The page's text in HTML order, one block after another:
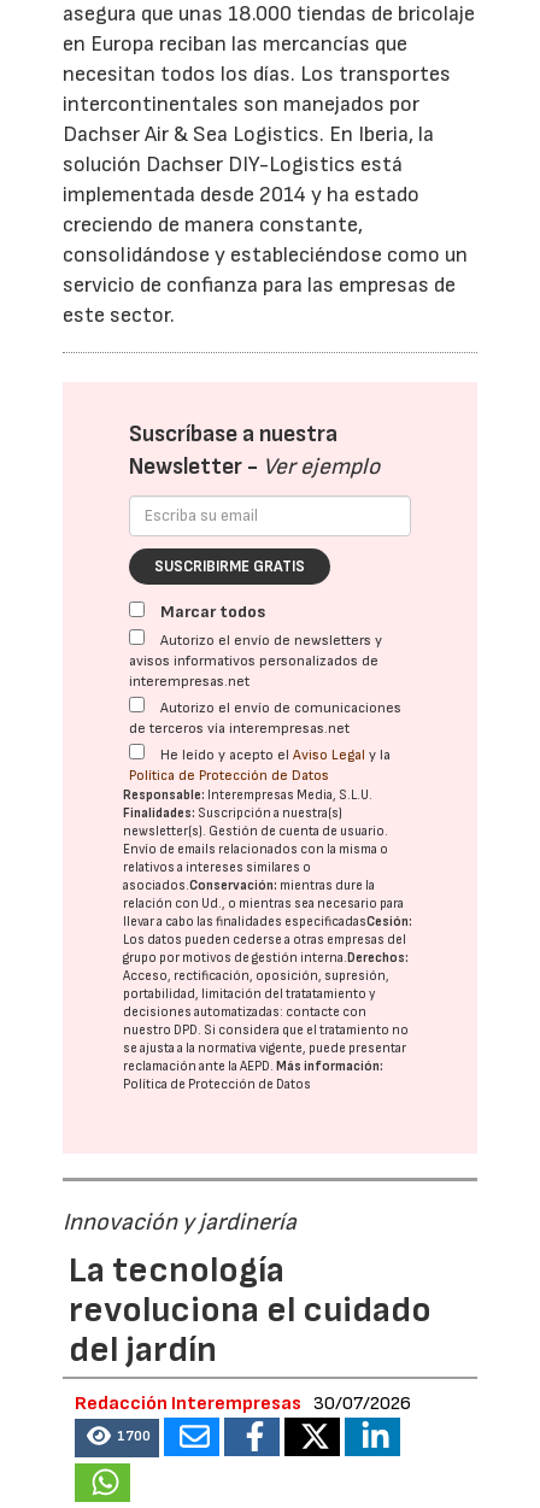
asegura que unas 18.000 tiendas de bricolaje
en Europa reciban las mercancías que
necesitan todos los días. Los transportes
intercontinentales son manejados por
Dachser Air & Sea Logistics. En Iberia, la
solución Dachser DIY-Logistics está
implementada desde 2014 y ha estado
creciendo de manera constante,
consolidándose y estableciéndose como un
servicio de confianza para las empresas de
este sector.
Suscríbase a nuestra
Newsletter - Ver ejemplo
SUSCRIBIRME GRATIS
Marcar todos
Autorizo el envío de newsletters y
avisos informativos personalizados de
interempresas.net
Autorizo el envío de comunicaciones
de terceros vía interempresas.net
He leído y acepto elAviso Legal y la
Política de Protección de Datos
Responsable: Interempresas Media, S.L.U.
Finalidades: Suscripción a nuestra(s)
newsletter(s). Gestión de cuenta de usuario.
Envío de emails relacionados con la misma o
relativos a intereses similares o
asociados.Conservación: mientras dure la
relación con Ud., o mientras sea necesario para
llevar a cabo las finalidades especificadasCesión:
Los datos pueden cederse a otras empresas del
grupo por motivos de gestión interna.Derechos:
Acceso, rectificación, oposición, supresión,
portabilidad, limitación del tratatamiento y
decisiones automatizadas: contacte con
nuestro DPD . Si considera que el tratamiento no
se ajusta a la normativa vigente, puede presentar
reclamación ante laAEPD .Más información:
Política de Protección de Datos
Innovación y jardinería
La tecnología
revoluciona el cuidado
del jardín
Redacción Interempresas 30/07/2026
1700